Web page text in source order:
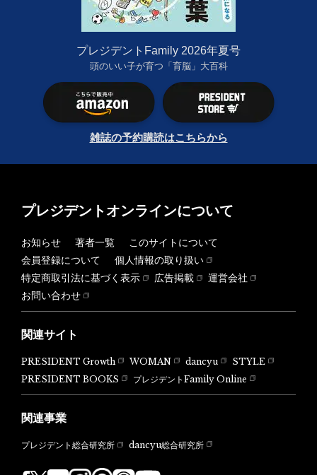
プレジデントFamily 2026年夏号
頭のいい子が育つ「育脳」大百科
雑誌の予約購読はこちらから
プレジデントオンラインについて
お知らせ 著者一覧
このサイトについて
会員登録について
個人情報の取り扱い
特定商取引法に基づく表示
広告掲載
運営会社
お問い合わせ
関連サイト
PRESIDENT Growth WOMAN dancyu
STYLE
PRESIDENT BOOKS
プレジデントFamily Online
関連事業
プレジデント総合研究所 dancyu総合研究所